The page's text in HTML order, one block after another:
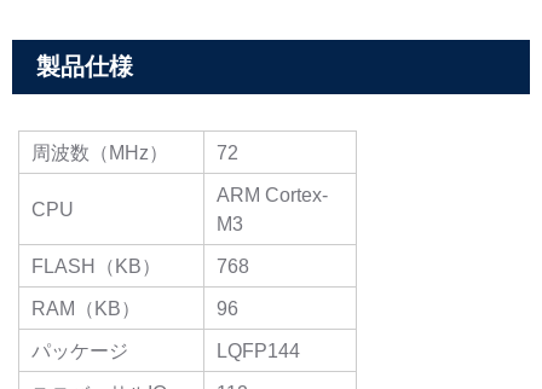
製品仕様
周波数（MHz） 72
CPU
ARM Cortex-
M3
FLASH（KB）
768
RAM（KB）
96
パッケージ
LQFP144